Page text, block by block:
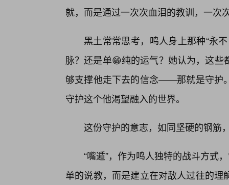
就，而是通过一次次血泪的教训，一次
黑土常常思考，鸣人身上那种“永
脉？还是单😁纯的运气？她认为，这
够支撑他走下去的信念——那就是守护
守护这个他渴望融入的世界。
这份守护的意志，如同坚硬的钢筋
“嘴遁”，作为鸣人独特的战斗方式
单的说教，而是建立在对敌人过往的